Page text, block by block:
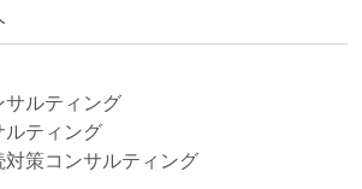
サルティング
ルティング
対策コンサルティング